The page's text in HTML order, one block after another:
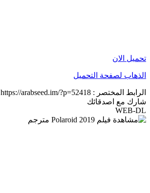
تحميل الان
الذهاب لصفحة التحميل
الرابط المختصر : https://arabseed.im/?p=52418
شارك مع اصدقائك
WEB-DL